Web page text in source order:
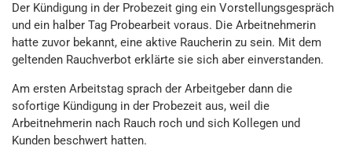
Der Kündigung in der Probezeit ging ein Vorstellungsgespräch
und ein halber Tag Probearbeit voraus. Die Arbeitnehmerin
hatte zuvor bekannt, eine aktive Raucherin zu sein. Mit dem
geltenden Rauchverbot erklärte sie sich aber einverstanden.
Am ersten Arbeitstag sprach der Arbeitgeber dann die
sofortige Kündigung in der Probezeit aus, weil die
Arbeitnehmerin nach Rauch roch und sich Kollegen und
Kunden beschwert hatten.